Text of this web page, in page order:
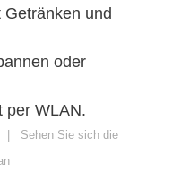
und
oder
per WLAN.
Sehen Sie sich die